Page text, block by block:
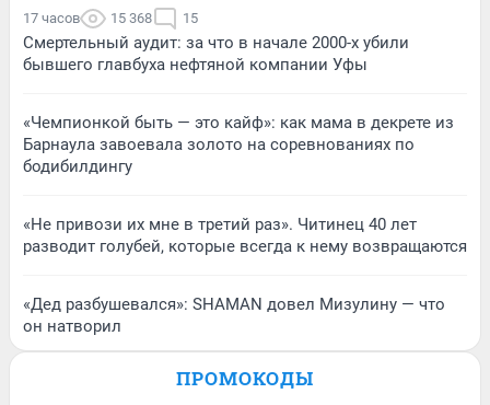
17 часов 15 368 15
Смертельный аудит: за что в начале 2000-х убили
бывшего главбуха нефтяной компании Уфы
«Чемпионкой быть — это кайф»: как мама в декрете из
Барнаула завоевала золото на соревнованиях по
бодибилдингу
«Не привози их мне в третий раз». Читинец 40 лет
разводит голубей, которые всегда к нему возвращаются
«Дед разбушевался»: SHAMAN довел Мизулину — что
он натворил
ПРОМОКОДЫ